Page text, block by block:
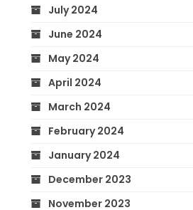
July 2024
June 2024
May 2024
April 2024
March 2024
February 2024
January 2024
December 2023
November 2023